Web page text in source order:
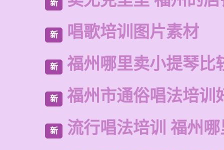
新
新 唱歌培训图片素材
新 福州哪里卖小提琴比
新 福州市通俗唱法培训
新 流行唱法培训 福州